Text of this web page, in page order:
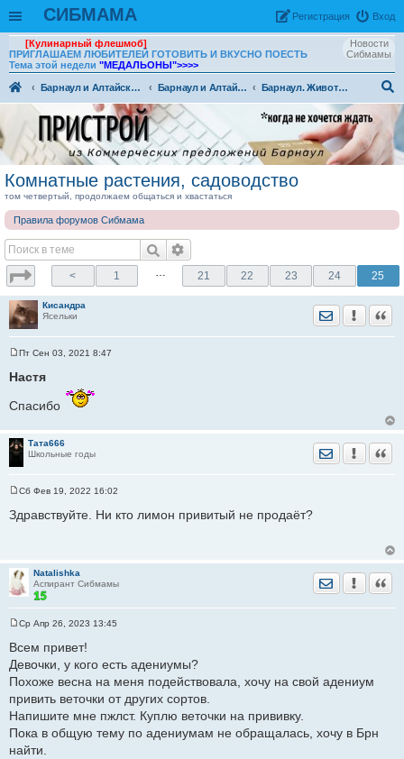
СИБМАМА Вход
Рeгиcтpaция
Новости
Сибмамы
[Кулинарный флешмоб]
ПРИГЛАШАЕМ ЛЮБИТЕЛЕЙ ГОТОВИТЬ И ВКУСНО ПОЕСТЬ
Тема этой недели "МЕДАЛЬОНЫ">>>>
Барнаул и Алтайский край Барнаул и Алтайский край - разговоры обо всем
Барнаул. Животные и растения, флора и фауна
ск
Комнатные растения, садоводство
том четвертый, продолжаем общаться и хвастаться
Правила форумов Сибмама
< 1 … 21 22 23 24 25
Кисандра
Ясельки
Отправить
о
щ
и
е
Пт Сен 03, 2021 8:47
Настя
Спасибо
Тата666
Школьные годы
Отправить
о
н
и
е
Сб Фев 19, 2022 16:02
Здравствуйте. Ни кто лимон привитый не продаёт?
Natalishka
Аспирант Сибмамы
Отправить
о
б
е
н
е
Ср Апр 26, 2023 13:45
Всем привет!
Девочки, у кого есть адениумы?
Похоже весна на меня подействовала, хочу на свой адениум
привить веточки от других сортов.
Напишите мне пжлст. Куплю веточки на прививку.
Пока в общую тему по адениумам не обращалась, хочу в Брн
найти.